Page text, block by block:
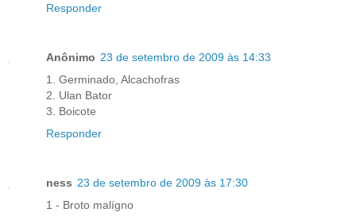
Responder
Anônimo 23 de setembro de 2009 às 14:33
1. Germinado, Alcachofras
2. Ulan Bator
3. Boicote
Responder
ness 23 de setembro de 2009 às 17:30
1 - Broto malígno